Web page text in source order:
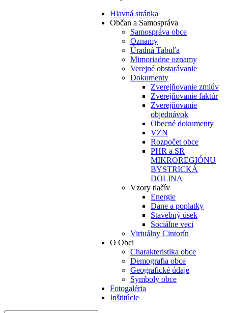
Hlavná stránka
Občan a Samospráva
Samospráva obce
Oznamy
Úradná Tabuľa
Mimoriadne oznamy
Verejné obstarávanie
Dokumenty
Zverejňovanie zmlúv
Zverejňovanie faktúr
Zverejňovanie
objednávok
Obecné dokumenty
VZN
Rozpočet obce
PHR a SR
MIKROREGIÓNU
BYSTRICKÁ
DOLINA
Vzory tlačív
Energie
Dane a poplatky
Stavebný úsek
Sociálne veci
Virtuálny Cintorín
O Obci
Charakteristika obce
Demografia obce
Geografické údaje
Symboly obce
Fotogaléria
Inštitúcie